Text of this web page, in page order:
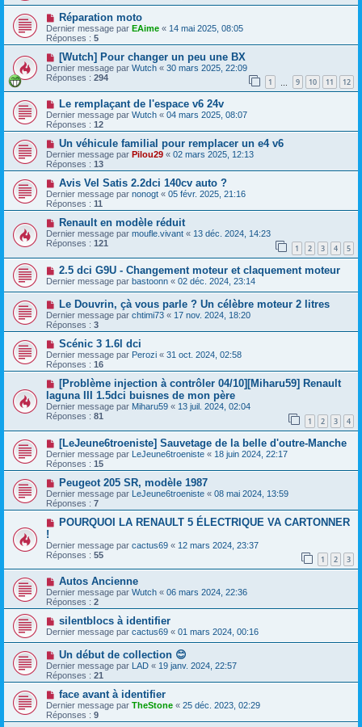
Réparation moto
Dernier message par EAime « 14 mai 2025, 08:05
Réponses : 5
[Wutch] Pour changer un peu une BX
Dernier message par Wutch « 30 mars 2025, 22:09
Réponses : 294 1 9 10 11 12
Le remplaçant de l'espace v6 24v
Dernier message par Wutch « 04 mars 2025, 08:07
Réponses : 12
Un véhicule familial pour remplacer un e4 v6
Dernier message par Pilou29 « 02 mars 2025, 12:13
Réponses : 13
Avis Vel Satis 2.2dci 140cv auto ?
Dernier message par nonogt « 05 févr. 2025, 21:16
Réponses : 11
Renault en modèle réduit
Dernier message par moufle.vivant « 13 déc. 2024, 14:23
Réponses : 121 1 2 3 4 5
2.5 dci G9U - Changement moteur et claquement moteur
Dernier message par bastoonn « 02 déc. 2024, 23:14
Le Douvrin, çà vous parle ? Un célèbre moteur 2 litres
Dernier message par chtimi73 « 17 nov. 2024, 18:20
Réponses : 3
Scénic 3 1.6l dci
Dernier message par Perozi « 31 oct. 2024, 02:58
Réponses : 16
[Problème injection à contrôler 04/10][Miharu59] Renault
laguna III 1.5dci buisnes de mon père
Dernier message par Miharu59 « 13 juil. 2024, 02:04
Réponses : 81 1 2 3 4
[LeJeune6troeniste] Sauvetage de la belle d'outre-Manche
Dernier message par LeJeune6troeniste « 18 juin 2024, 22:17
Réponses : 15
Peugeot 205 SR, modèle 1987
Dernier message par LeJeune6troeniste « 08 mai 2024, 13:59
Réponses : 7
POURQUOI LA RENAULT 5 ÉLECTRIQUE VA CARTONNER
!
Dernier message par cactus69 « 12 mars 2024, 23:37
Réponses : 55 1 2 3
Autos Ancienne
Dernier message par Wutch « 06 mars 2024, 22:36
Réponses : 2
silentblocs à identifier
Dernier message par cactus69 « 01 mars 2024, 00:16
Un début de collection 😊
Dernier message par LAD « 19 janv. 2024, 22:57
Réponses : 21
face avant à identifier
Dernier message par TheStone « 25 déc. 2023, 02:29
Réponses : 9